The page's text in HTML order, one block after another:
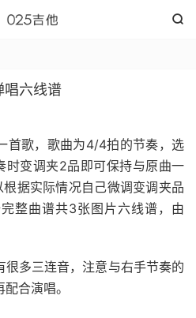

唱六线谱
首歌，歌曲为4/4拍的节奏，选
时变调夹2品即可保持与原曲一
据实际情况自己微调变调夹品
整曲谱共3张图片六线谱，由
很多三连音，注意与右手节奏的
合演唱。